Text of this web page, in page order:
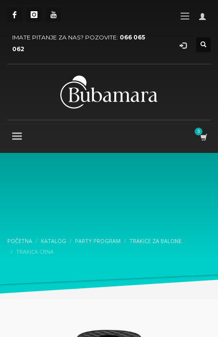
IMATE PITANJE ZA NAS? POZOVITE: 066 065
062
POČETNA KATALOG PARTY PROGRAM
TRAKICE ZA BALONE
TRAKICA CRNA